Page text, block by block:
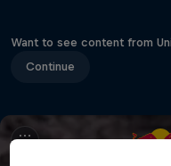
Want to see content from
Continue